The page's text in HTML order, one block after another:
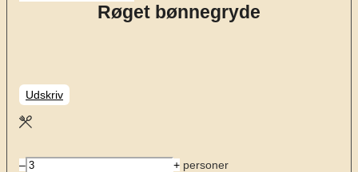
Røget bønnegryde
Udskriv
– + personer